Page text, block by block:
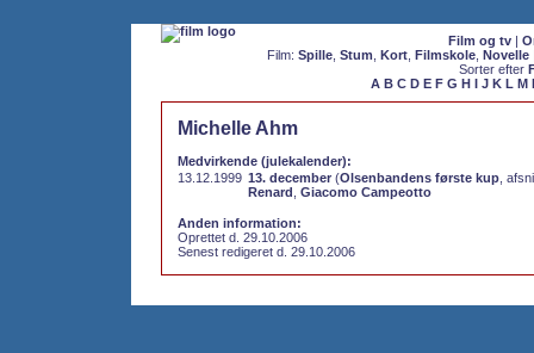
Film og tv|
Film: Spille, Stum Kort, Filmskole, Novelle
Sorter efter
A B C D E F G H I J K L M
Michelle Ahm
Medvirkende (julekalender):
13.12.1999 13. december (Olsenbandens første kup ,
Renard Giacomo Campeotto
Anden information:
Oprettet d. 29.10.2006
Senest redigeret d. 29.10.2006